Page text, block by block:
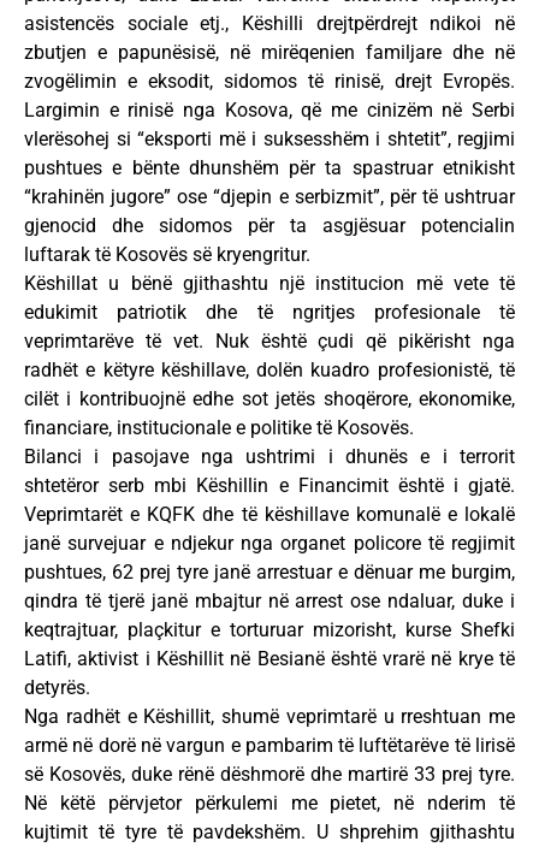
asistencës sociale etj., Këshilli drejtpërdrejt ndikoi në
zbutjen e papunësisë, në mirëqenien familjare dhe në
zvogëlimin e eksodit, sidomos të rinisë, drejt Evropës.
Largimin e rinisë nga Kosova, që me cinizëm në Serbi
vlerësohej si “eksporti më i suksesshëm i shtetit”, regjimi
pushtues e bënte dhunshëm për ta spastruar etnikisht
“krahinën jugore” ose “djepin e serbizmit”, për të ushtruar
gjenocid dhe sidomos për ta asgjësuar potencialin
luftarak të Kosovës së kryengritur.
Këshillat u bënë gjithashtu një institucion më vete të
edukimit patriotik dhe të ngritjes profesionale të
veprimtarëve të vet. Nuk është çudi që pikërisht nga
radhët e këtyre këshillave, dolën kuadro profesionistë, të
cilët i kontribuojnë edhe sot jetës shoqërore, ekonomike,
financiare, institucionale e politike të Kosovës.
Bilanci i pasojave nga ushtrimi i dhunës e i terrorit
shtetëror serb mbi Këshillin e Financimit është i gjatë.
Veprimtarët e KQFK dhe të këshillave komunalë e lokalë
janë survejuar e ndjekur nga organet policore të regjimit
pushtues, 62 prej tyre janë arrestuar e dënuar me burgim,
qindra të tjerë janë mbajtur në arrest ose ndaluar, duke i
keqtrajtuar, plaçkitur e torturuar mizorisht, kurse Shefki
Latifi, aktivist i Këshillit në Besianë është vrarë në krye të
detyrës.
Nga radhët e Këshillit, shumë veprimtarë u rreshtuan me
armë në dorë në vargun e pambarim të luftëtarëve të lirisë
së Kosovës, duke rënë dëshmorë dhe martirë 33 prej tyre.
Në këtë përvjetor përkulemi me pietet, në nderim të
kujtimit të tyre të pavdekshëm. U shprehim gjithashtu